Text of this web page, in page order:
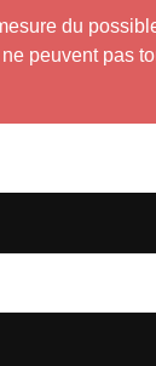
du
peuvent pas